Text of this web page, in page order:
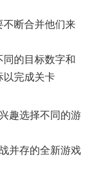
不断合并他们来
的目标数字和
以完成关卡
趣选择不同的游
并存的全新游戏